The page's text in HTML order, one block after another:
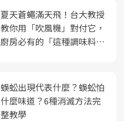
夏天蒼蠅滿天飛！台大教授
教你用「吹風機」對付它，
廚房必有的「這種調味料」
蜈蚣出現代表什麼？蜈蚣怕
什麼味道？6種消滅方法完
整教學